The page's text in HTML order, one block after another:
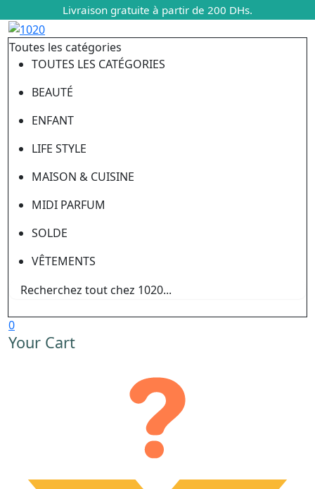
Livraison gratuite à partir de 200 DHs.
Toutes les catégories
TOUTES LES CATÉGORIES
BEAUTÉ
ENFANT
LIFE STYLE
MAISON & CUISINE
MIDI PARFUM
SOLDE
VÊTEMENTS
0
Your Cart